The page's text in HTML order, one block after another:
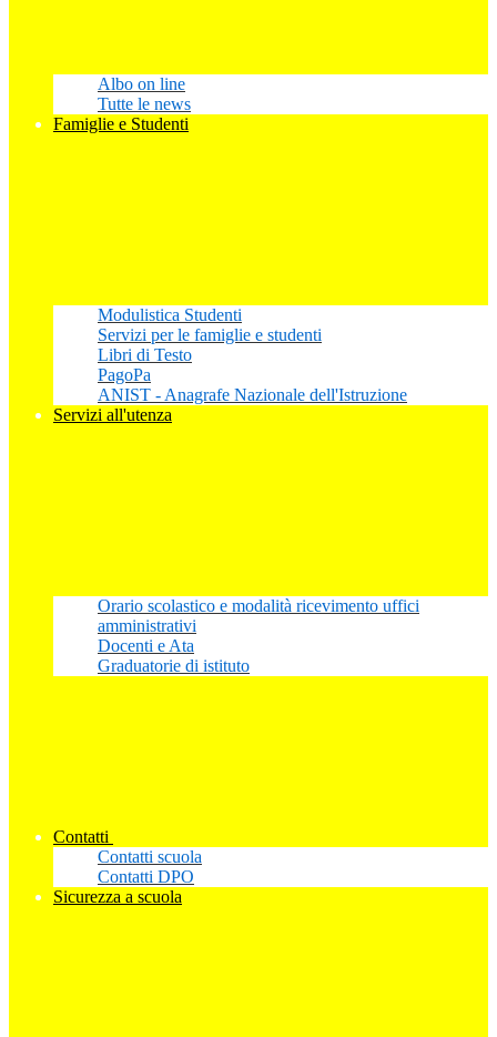
Albo on line
Tutte le news
Famiglie e Studenti
Modulistica Studenti
Servizi per le famiglie e studenti
Libri di Testo
PagoPa
ANIST - Anagrafe Nazionale dell'Istruzione
Servizi all'utenza
Orario scolastico e modalità ricevimento uffici
amministrativi
Docenti e Ata
Graduatorie di istituto
Contatti
Contatti scuola
Contatti DPO
Sicurezza a scuola